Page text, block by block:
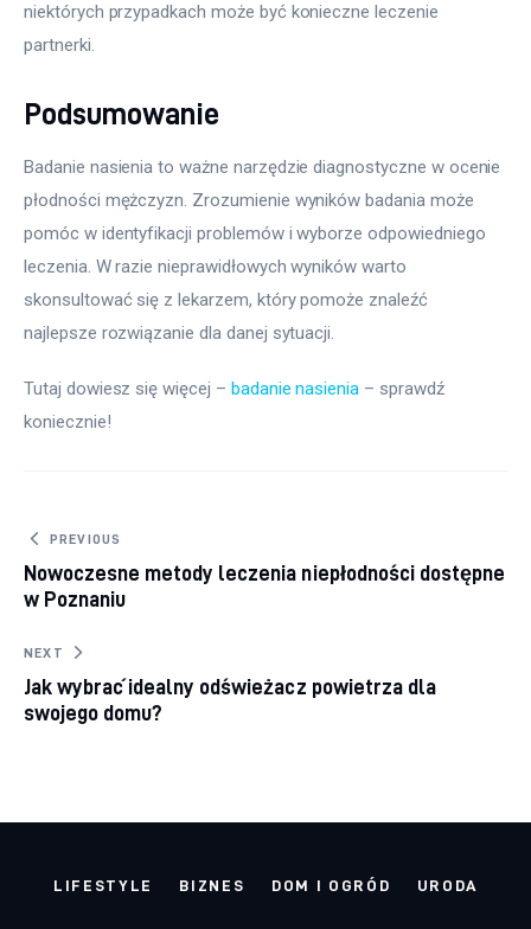
niektórych przypadkach może być konieczne leczenie
partnerki.
Podsumowanie
Badanie nasienia to ważne narzędzie diagnostyczne w ocenie
płodności mężczyzn. Zrozumienie wyników badania może
pomóc w identyfikacji problemów i wyborze odpowiedniego
leczenia. W razie nieprawidłowych wyników warto
skonsultować się z lekarzem, który pomoże znaleźć
najlepsze rozwiązanie dla danej sytuacji.
Tutaj dowiesz się więcej – badanie nasienia – sprawdź
koniecznie!
Nawigacja wpisu
PREVIOUS
Nowoczesne metody leczenia niepłodności dostępne
w Poznaniu
NEXT
Jak wybrać idealny odświeżacz powietrza dla
swojego domu?
LIFESTYLE BIZNES DOM I OGRÓD URODA